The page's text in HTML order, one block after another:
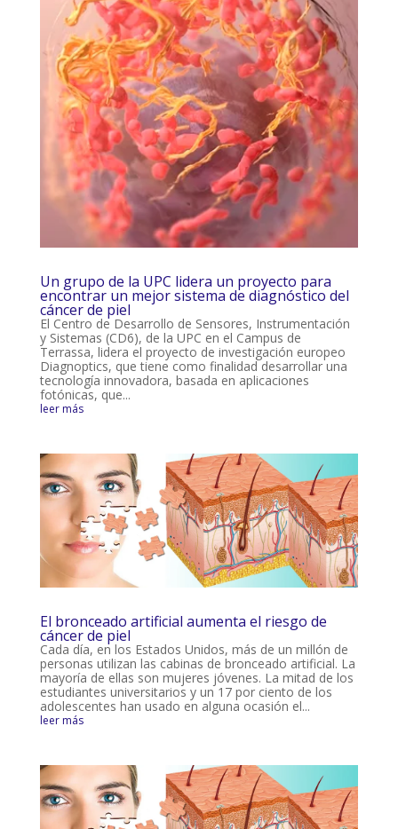
Un grupo de la UPC lidera un proyecto para
encontrar un mejor sistema de diagnóstico del
cáncer de piel
El Centro de Desarrollo de Sensores, Instrumentación
y Sistemas (CD6), de la UPC en el Campus de
Terrassa, lidera el proyecto de investigación europeo
Diagnoptics, que tiene como finalidad desarrollar una
tecnología innovadora, basada en aplicaciones
fotónicas, que...
leer más
El bronceado artificial aumenta el riesgo de
cáncer de piel
Cada día, en los Estados Unidos, más de un millón de
personas utilizan las cabinas de bronceado artificial. La
mayoría de ellas son mujeres jóvenes. La mitad de los
estudiantes universitarios y un 17 por ciento de los
adolescentes han usado en alguna ocasión el...
leer más